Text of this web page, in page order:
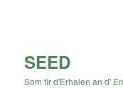
SEED
Som fir d'Erhalen an d'